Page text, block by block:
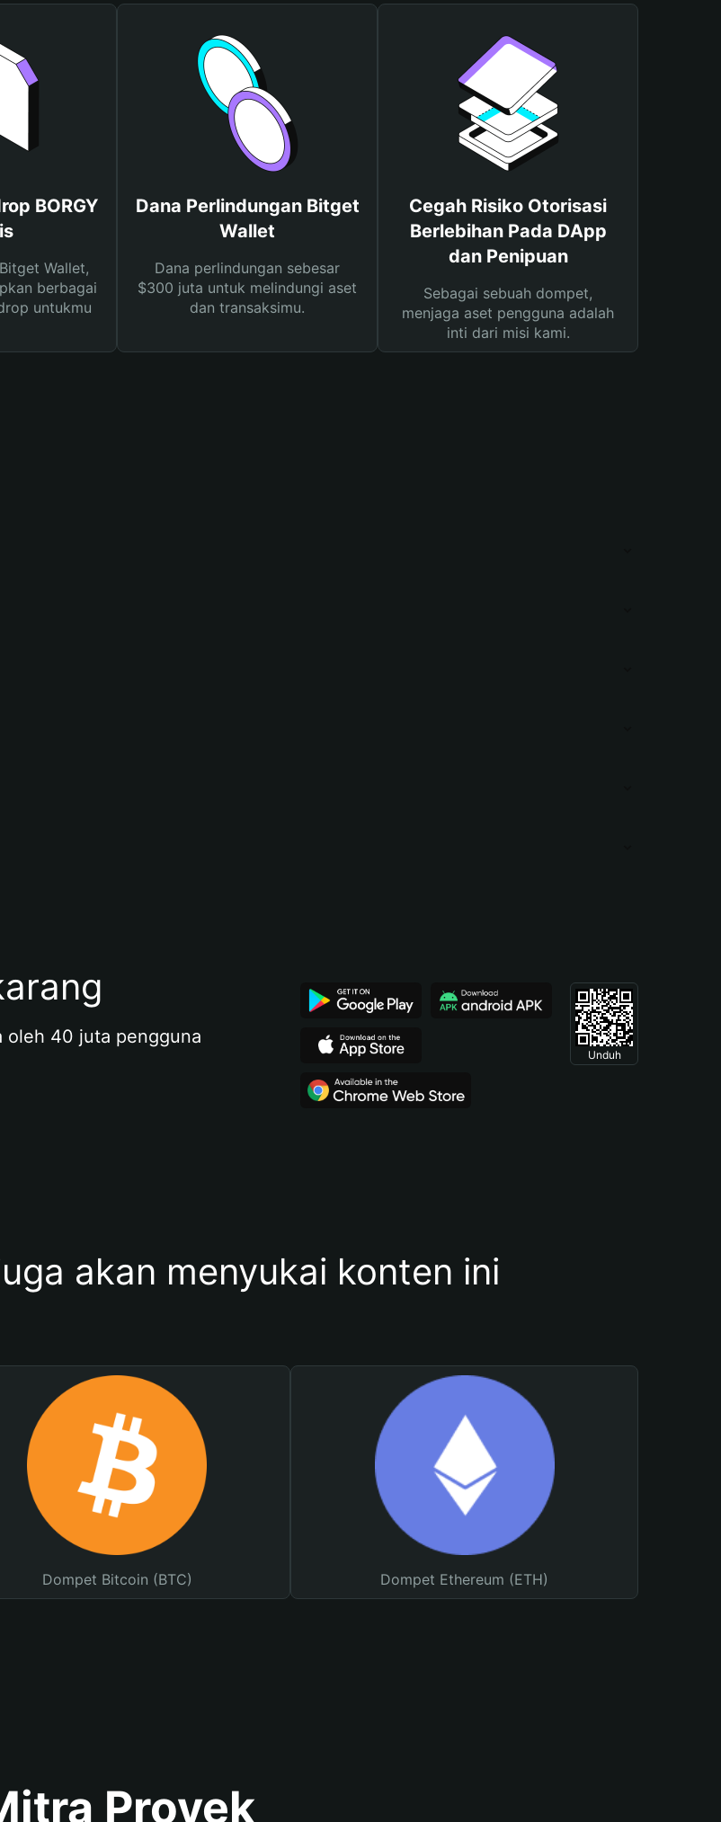
BORGY
Wallet,
berbagai
untukmu
Dana Perlindungan Bitget
Wallet
Dana perlindungan sebesar
$300 juta untuk melindungi aset
dan transaksimu.
Cegah Risiko Otorisasi
Berlebihan Pada DApp
dan Penipuan
Sebagai sebuah dompet,
menjaga aset pengguna adalah
inti dari misi kami.
oleh 40 juta pengguna
Unduh
akan menyukai konten ini
Dompet Bitcoin (BTC) Dompet Ethereum (ETH)
Proyek